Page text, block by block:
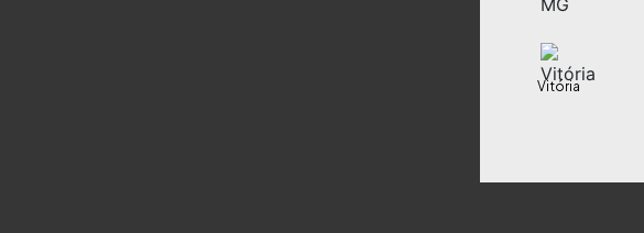
Vitória